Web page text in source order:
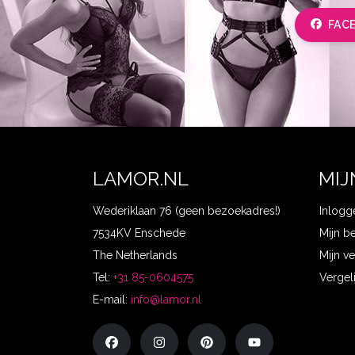
LAMOR.NL
Wederiklaan 76 (geen bezoekadres!)
7534KV Enschede
The Netherlands
Tel: +31 85-0604575
E-mail: info@lamor.nl
Mijn
Mijn